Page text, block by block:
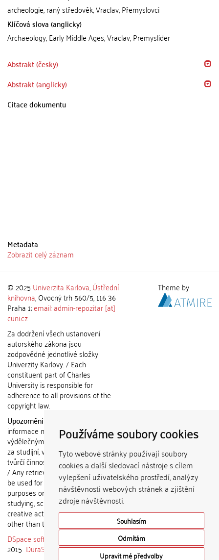
Používáme soubory cookies
Tyto webové stránky používají soubory
cookies a další sledovací nástroje s cílem
vylepšení uživatelského prostředí, analýzy
návštěvnosti webových stránek a zjištění
zdroje návštěvnosti.
Souhlasím
Odmítám
Upravit mé předvolby
archeologie, raný středověk, Vraclav, Přemyslovci
Klíčová slova (anglicky)
Archaeology, Early Middle Ages, Vraclav, Premyslider
Abstrakt (česky)
Abstrakt (anglicky)
Citace dokumentu
Metadata
Zobrazit celý záznam
© 2025 Univerzita Karlova,Ústřední
knihovna, Ovocný trh 560/5, 116 36
Praha 1;email: admin-repozitar [at]
cuni.cz
Za dodržení všech ustanovení
autorského zákona jsou
zodpovědné jednotlivé složky
Univerzity Karlovy. / Each
constituent part of Charles
University is responsible for
adherence to all provisions of the
copyright law.
Upozornění / Notice:
informace nemohou být použity k
výdělečným účelům nebo vydávány
za studijní, vědeckou nebo jinou
tvůrčí činnost jiné osoby než autora.
/ Any retrieved information shall not
be used for any commercial
purposes or claimed as results of
studying, scientific or any other
creative activities of any person
other than the author.
DSpace software
copyright © 2002-
2015 DuraSpace
Theme by